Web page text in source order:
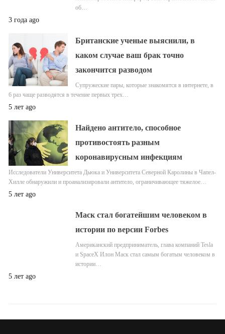
об…
3 года ago
Британские ученые выяснили, в
каком случае ваш брак точно
закончится разводом
Супружеские пары, которые знакомятся в интернете, в
6 раз чаще разводятся в течение первых трех…
5 лет ago
Найдено антитело, способное
противостоять разным
коронавирусным инфекциям
Исследователи Университета Дьюка и Университета Северной Каролины в Чапел-
Хилле обнаружили и проанализировали антитело, ограничивающее тяжелое…
5 лет ago
Маск стал богатейшим человеком в
истории по версии Forbes
Американский предприниматель, глава компаний Tesla
и SpaceX Илон Маск стал самым богатым человеком в
истории…
5 лет ago